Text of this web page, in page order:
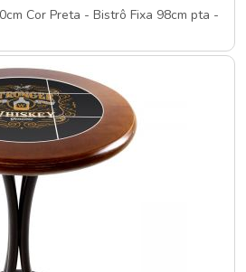
Cor Preta - Bistrô Fixa 98cm pta -